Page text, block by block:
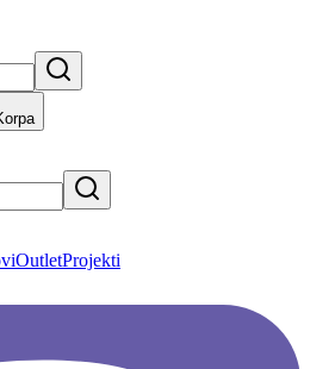
OutletProjekti